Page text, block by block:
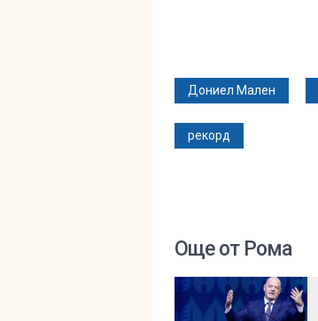
Дониел Мален
рекорд
Още от Рома